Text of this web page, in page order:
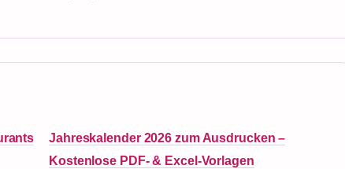
Jahreskalender 2026 zum Ausdrucken –
Kostenlose PDF- & Excel-Vorlagen